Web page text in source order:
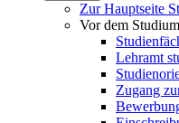
Zur Hauptseite
Vor dem Studium
Lehramt
Zugang